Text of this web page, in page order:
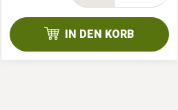
IN DEN KORB